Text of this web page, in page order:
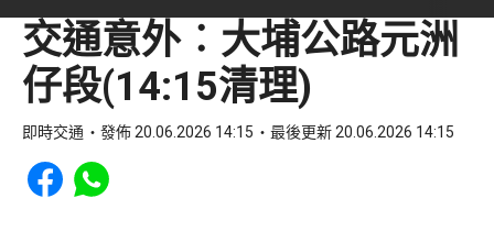
交通意外︰大埔公路元洲
仔段(14:15清理)
即時交通 發佈 20.06.2026 14:15 最後更新 20.06.2026 14:15
Share to Facebook
Share to WhatsApp